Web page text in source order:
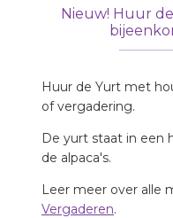
Nieuw! Huur
Huur de Yurt met
of vergadering.
De yurt staat in een
de alpaca's.
Leer meer over alle
Vergaderen.